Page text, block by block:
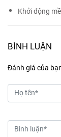
Khởi động
BÌNH LUẬN
Đánh giá của